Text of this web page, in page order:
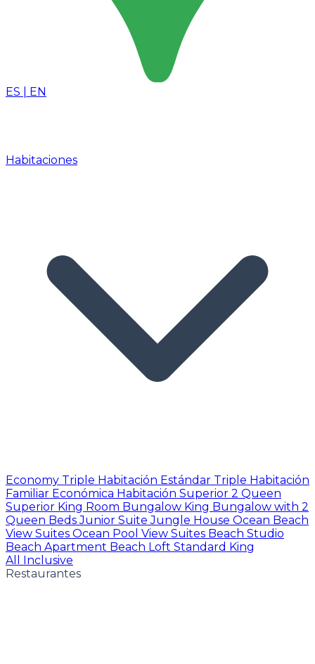
ES EN
Habitaciones
Economy Triple Habitación Estándar Triple Habitación
Familiar Económica Habitación Superior 2 Queen
Superior King Room Bungalow King Bungalow with 2
Queen BedsJunior SuiteJungle House Ocean Beach
View Suites Ocean Pool View Suites Beach Studio
Beach Apartment Beach Loft Standard King
All Inclusive
Restaurantes